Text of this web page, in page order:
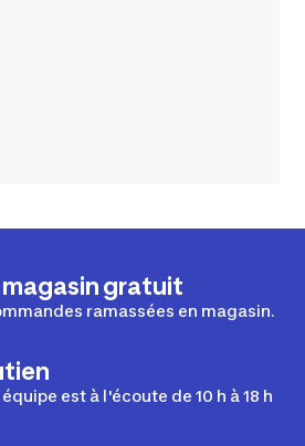
magasin gratuit
ramassées en magasin.
est à l'écoute de 10 h à 18 h